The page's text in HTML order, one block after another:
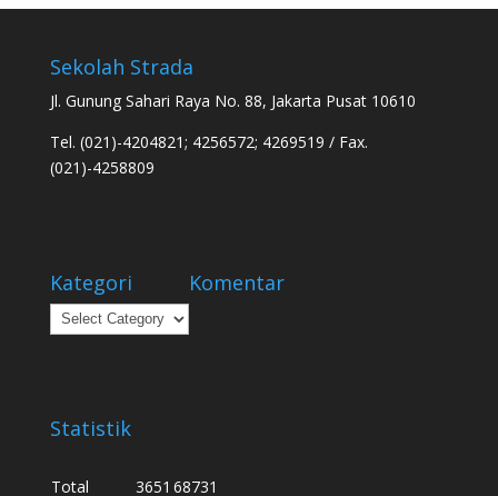
Sekolah Strada
Jl. Gunung Sahari Raya No. 88, Jakarta Pusat 10610
Tel. (021)-4204821; 4256572; 4269519 / Fax.
(021)-4258809
Kategori
Kategori
Komentar
Statistik
Total 3651 68731